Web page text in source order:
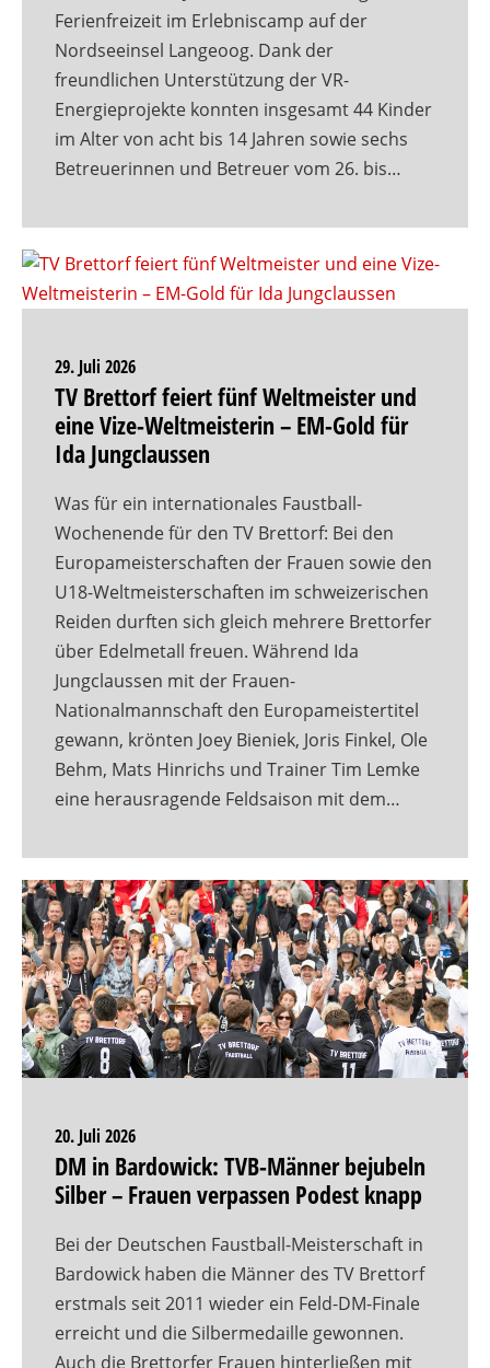
Ferienfreizeit im Erlebniscamp auf der
Nordseeinsel Langeoog. Dank der
freundlichen Unterstützung der VR-
Energieprojekte konnten insgesamt 44 Kinder
im Alter von acht bis 14 Jahren sowie sechs
Betreuerinnen und Betreuer vom 26. bis…
29. Juli 2026
TV Brettorf feiert fünf Weltmeister und
eine Vize-Weltmeisterin – EM-Gold für
Ida Jungclaussen
Was für ein internationales Faustball-
Wochenende für den TV Brettorf: Bei den
Europameisterschaften der Frauen sowie den
U18-Weltmeisterschaften im schweizerischen
Reiden durften sich gleich mehrere Brettorfer
über Edelmetall freuen. Während Ida
Jungclaussen mit der Frauen-
Nationalmannschaft den Europameistertitel
gewann, krönten Joey Bieniek, Joris Finkel, Ole
Behm, Mats Hinrichs und Trainer Tim Lemke
eine herausragende Feldsaison mit dem…
20. Juli 2026
DM in Bardowick: TVB-Männer bejubeln
Silber – Frauen verpassen Podest knapp
Bei der Deutschen Faustball-Meisterschaft in
Bardowick haben die Männer des TV Brettorf
erstmals seit 2011 wieder ein Feld-DM-Finale
erreicht und die Silbermedaille gewonnen.
Auch die Brettorfer Frauen hinterließen mit